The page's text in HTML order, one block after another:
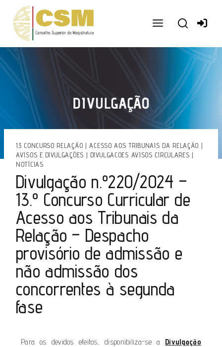
conteúdo
13 CONCURSO RELAÇÃO |ACESSO AOS TRIBUNAIS DA RELAÇÃO |
AVISOS E DIVULGAÇÕES | DIVULGACOES AVISOS CIRCULARES |
NOTÍCIAS
Divulgação n.º220/2024 –
13.º Concurso Curricular de
Acesso aos Tribunais da
Relação – Despacho
provisório de admissão e
não admissão dos
concorrentes à segunda
fase
Para os devidos efeitos, disponibiliza-se a Divulgação